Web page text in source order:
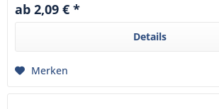
ab 2,09 € *
Details
Merken